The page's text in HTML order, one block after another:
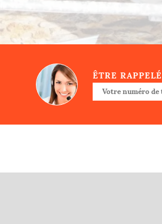
ÊTRE RAPPELÉ